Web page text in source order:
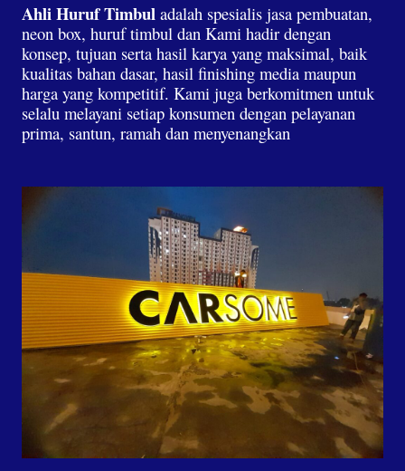
Ahli Huruf Timbul adalah spesialis jasa pembuatan,
neon box, huruf timbul dan Kami hadir dengan
konsep, tujuan serta hasil karya yang maksimal, baik
kualitas bahan dasar, hasil finishing media maupun
harga yang kompetitif. Kami juga berkomitmen untuk
selalu melayani setiap konsumen dengan pelayanan
prima, santun, ramah dan menyenangkan